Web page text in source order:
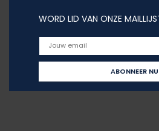
WORD LID VAN ONZE